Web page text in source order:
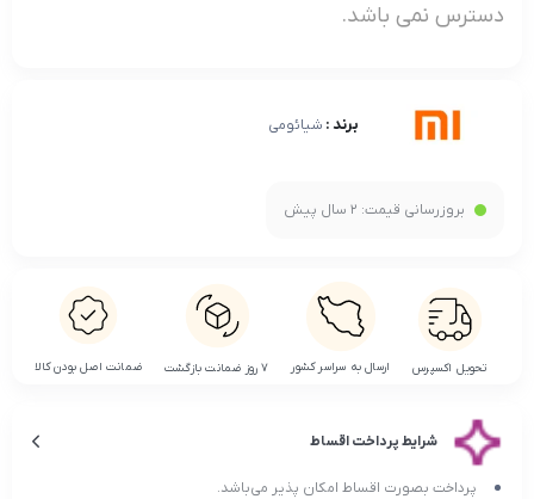
دسترس نمی باشد.
برند : شیائومی
بروزرسانی قیمت: 2 سال پیش
تحویل اکسپرس ارسال به سراسر کشور ۷ روز ضمانت بازگشت ضمانت اصل بودن کالا
شرایط پرداخت اقساط
پرداخت بصورت اقساط امکان پذیر می‌باشد.